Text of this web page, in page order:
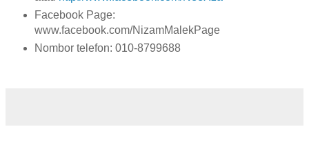
Facebook Page:
www.facebook.com/NizamMalekPage
Nombor telefon: 010-8799688